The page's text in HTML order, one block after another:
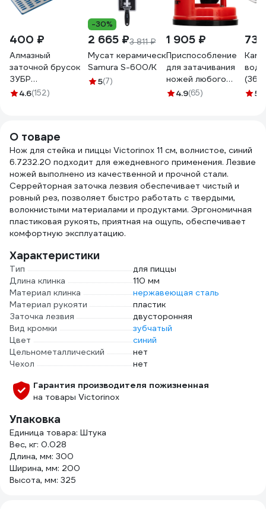
400 ₽
Алмазный
заточной брусок
ЗУБР
Профессионал
35715-03_z01
4.6(152)
-30%
2 665 ₽3 811 ₽
Мусат керамический 254 мм, белый
Samura S-600/K
5(7)
1 905 ₽
Приспособление
для затачивания
ножей любого
типа MATRIX
4.9(65) 5
О товаре
Нож для стейка и пиццы Victorinox 11 см, волнистое, синий
6.7232.20 подходит для ежедневного применения. Лезвие
ножей выполнено из качественной и прочной стали.
Серрейторная заточка лезвия обеспечивает чистый и
ровный рез, позволяет быстро работать с твердыми,
волокнистыми материалами и продуктами. Эргономичная
пластиковая рукоять, приятная на ощупь, обеспечивает
комфортную эксплуатацию.
Характеристики
Тип
для пиццы
Длина клинка
110 мм
Материал клинка
нержавеющая сталь
Материал рукояти
пластик
Заточка лезвия
двусторонняя
Вид кромки
зубчатый
Цвет
синий
Цельнометаллический
нет
Чехол
нет
Гарантия производителя пожизненная
на товары Victorinox
Упаковка
Единица товара: Штука
Вес, кг: 0.028
Длина, мм: 300
Ширина, мм: 200
Высота, мм: 325